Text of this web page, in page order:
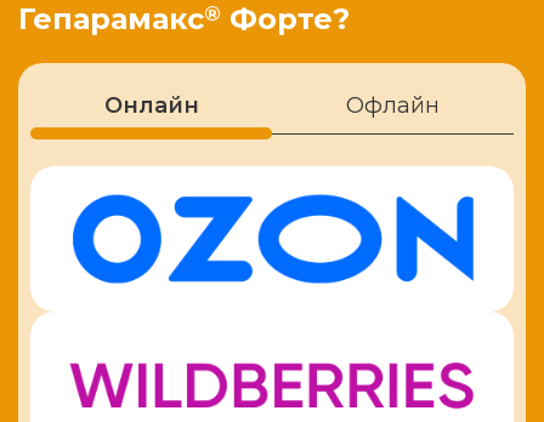
Гепарамакс® Форте?
Онлайн Офлайн